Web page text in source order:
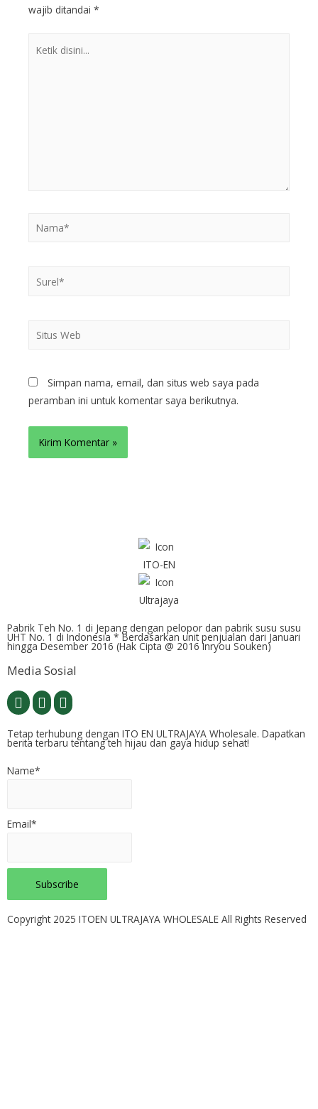
wajib ditandai *
Simpan nama, email, dan situs web saya pada
peramban ini untuk komentar saya berikutnya.
Pabrik Teh No. 1 di Jepang dengan pelopor dan pabrik susu susu
UHT No. 1 di Indonesia * Berdasarkan unit penjualan dari Januari
hingga Desember 2016 (Hak Cipta @ 2016 Inryou Souken)
Media Sosial
Tetap terhubung dengan ITO EN ULTRAJAYA Wholesale. Dapatkan
berita terbaru tentang teh hijau dan gaya hidup sehat!
Name*
Email*
Copyright 2025 ITOEN ULTRAJAYA WHOLESALE All Rights Reserved